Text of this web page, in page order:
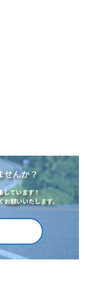
せんか？
しています！
願いいたします。